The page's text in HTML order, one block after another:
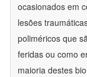
ocasionados em
lesões
poliméricos que
feridas ou como
maioria destes